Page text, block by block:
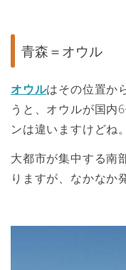
青森＝オウル
オウルはその位置か
うと、オウルが国内
ンは違いますけどね
大都市が集中する南
りますが、なかなか